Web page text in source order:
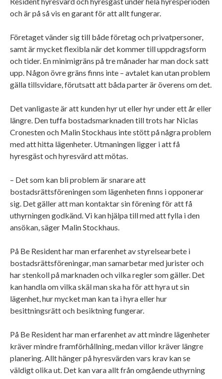
och är på så vis en garant för att allt fungerar.
Företaget vänder sig till både företag och privatpersoner,
samt är mycket flexibla när det kommer till uppdragsform
och tider. En minimigräns på tre månader har man dock satt
upp. Någon övre gräns finns inte – avtalet kan utan problem
gälla tillsvidare, förutsatt att båda parter är överens om det.
Det vanligaste är att kunden hyr ut eller hyr under ett år eller
längre. Den tuffa bostadsmarknaden till trots har Niclas
Cronesten och Malin Stockhaus inte stött på några problem
med att hitta lägenheter. Utmaningen ligger i att få
hyresgäst och hyresvärd att mötas.
– Det som kan bli problem är snarare att
bostadsrättsföreningen som lägenheten finns i opponerar
sig. Det gäller att man kontaktar sin förening för att få
uthyrningen godkänd. Vi kan hjälpa till med att fylla i den
ansökan, säger Malin Stockhaus.
På Be Resident har man erfarenhet av styrelsearbete i
bostadsrättsföreningar, man samarbetar med jurister och
har stenkoll på marknaden och vilka regler som gäller. Det
kan handla om vilka skäl man ska ha för att hyra ut sin
lägenhet, hur mycket man kan ta i hyra eller hur
besittningsrätt och besiktning fungerar.
På Be Resident har man erfarenhet av att mindre lägenheter
kräver mindre framförhållning, medan villor kräver längre
planering. Allt hänger på hyresvärden vars krav kan se
väldigt olika ut. Det kan vara allt från omgående uthyrning